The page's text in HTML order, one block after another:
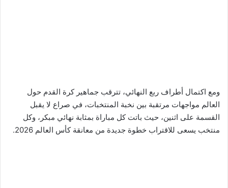
ومع اكتمال أطراف ربع النهائي، تترقب جماهير كرة القدم حول
العالم مواجهات مرتقبة بين نخبة المنتخبات، في صراع لا يقبل
القسمة على اثنين، حيث باتت كل مباراة بمثابة نهائي مبكر، وكل
منتخب يسعى للاقتراب خطوة جديدة من معانقة كأس العالم 2026.